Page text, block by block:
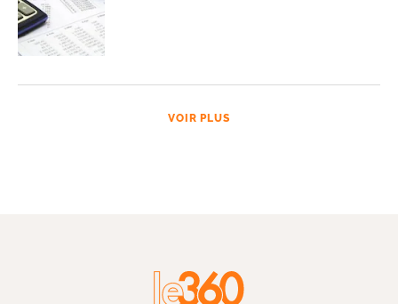
VOIR PLUS